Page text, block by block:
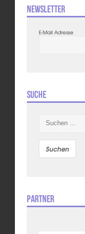
Newsletter
E-Mail Adresse
Suche
nach:
Partner